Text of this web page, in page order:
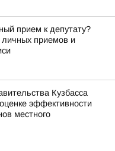
прием к депутату?
личных приемов и
Кузбасса
эффективности
местного